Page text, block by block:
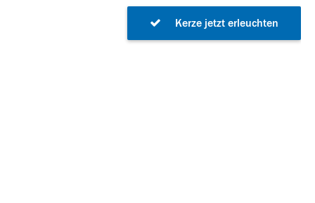
Kerze jetzt erleuchten